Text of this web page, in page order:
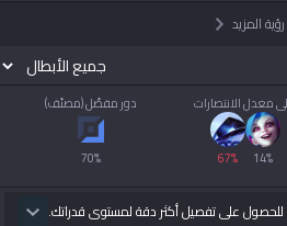
رؤية المزيد
معدل الانتصارات
14%
67%
دور مفضّل (مصنّف)
70%
للحصول على تفصيل أكثر دقة لمستوى قدراتك.